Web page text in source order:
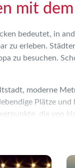
mit
bedeutet, in
zu erleben.
zu besuchen.
moderne
Plätze
die von
sich passend
Zeitrahmen und